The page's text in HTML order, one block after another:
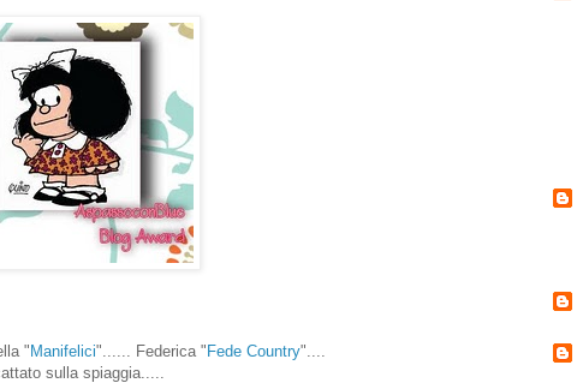
"Manifelici"...... Federica "Fede Country"....
sulla spiaggia.....